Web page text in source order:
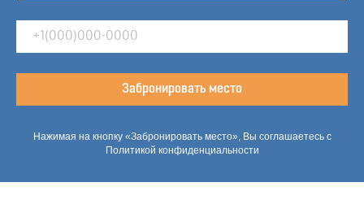
Забронировать место
Нажимая на кнопку «Забронировать место», Вы соглашаетесь с
Политикой конфиденциальности